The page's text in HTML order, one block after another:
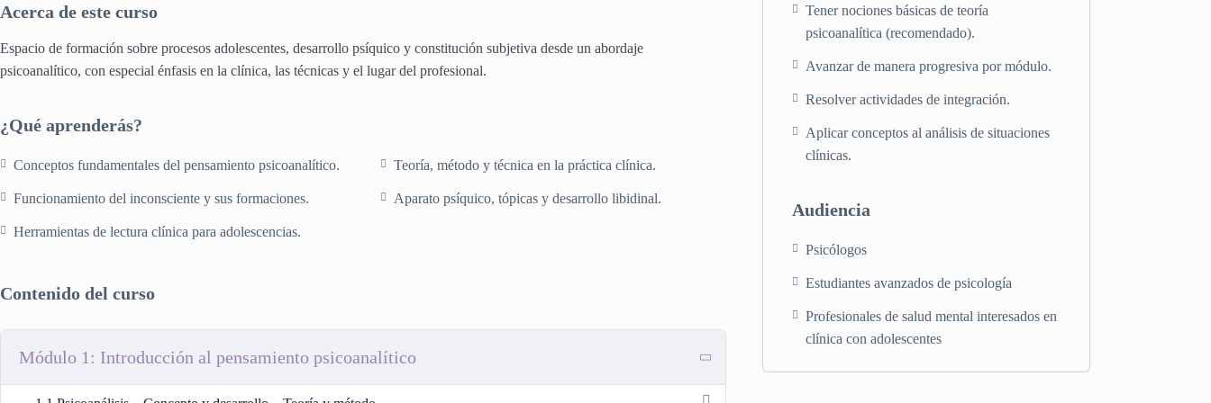
Acerca de este curso
Espacio de formación sobre procesos adolescentes, desarrollo psíquico y constitución subjetiva desde un abordaje
psicoanalítico, con especial énfasis en la clínica, las técnicas y el lugar del profesional.
¿Qué aprenderás?
Conceptos fundamentales del pensamiento psicoanalítico. Teoría, método y técnica en la práctica clínica.
Funcionamiento del inconsciente y sus formaciones. Aparato psíquico, tópicas y desarrollo libidinal.
Herramientas de lectura clínica para adolescencias.
Contenido del curso
Módulo 1: Introducción al pensamiento psicoanalítico
Tener nociones básicas de teoría
psicoanalítica (recomendado).
Avanzar de manera progresiva por módulo.
Resolver actividades de integración.
Aplicar conceptos al análisis de situaciones
clínicas.
Audiencia
Psicólogos
Estudiantes avanzados de psicología
Profesionales de salud mental interesados en
clínica con adolescentes